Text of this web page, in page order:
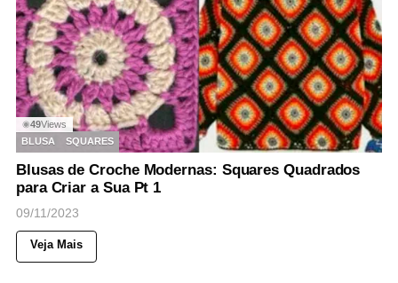
◉49Views
BLUSA
SQUARES
Blusas de Croche Modernas: Squares Quadrados
para Criar a Sua Pt 1
09/11/2023
Veja Mais